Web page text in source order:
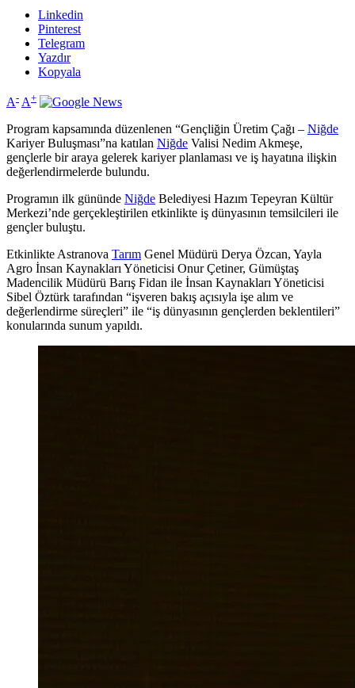
Linkedin
Pinterest
Telegram
Yazdır
Kopyala
A- A+
Program kapsamında düzenlenen “Gençliğin Üretim Çağı – Niğde
Kariyer Buluşması”na katılan Niğde Valisi Nedim Akmeşe,
gençlerle bir araya gelerek kariyer planlaması ve iş hayatına ilişkin
değerlendirmelerde bulundu.
Programın ilk gününde Niğde Belediyesi Hazım Tepeyran Kültür
Merkezi’nde gerçekleştirilen etkinlikte iş dünyasının temsilcileri ile
gençler buluştu.
Etkinlikte Astranova Tarım Genel Müdürü Derya Özcan, Yayla
Agro İnsan Kaynakları Yöneticisi Onur Çetiner, Gümüştaş
Madencilik Müdürü Barış Fidan ile İnsan Kaynakları Yöneticisi
Sibel Öztürk tarafından “işveren bakış açısıyla işe alım ve
değerlendirme süreçleri” ile “iş dünyasının gençlerden beklentileri”
konularında sunum yapıldı.